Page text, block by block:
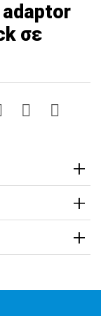
σε